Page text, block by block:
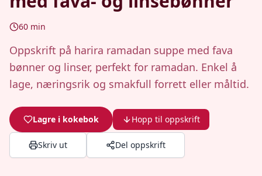
60 min
Oppskrift på harira ramadan suppe med fava
bønner og linser, perfekt for ramadan. Enkel å
lage, næringsrik og smakfull forrett eller måltid.
Lagre i kokebok Hopp til oppskrift
Skriv ut Del oppskrift